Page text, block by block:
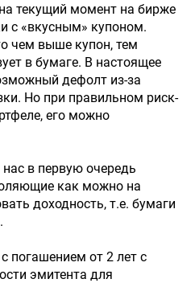
текущий момент на бирже
с «вкусным» купоном.
чем выше купон, тем
в бумаге. В настоящее
дефолт из-за
Но при правильном риск-
его можно
в первую очередь
как можно на
доходность, т.е. бумаги
погашением от 2 лет с
эмитента для